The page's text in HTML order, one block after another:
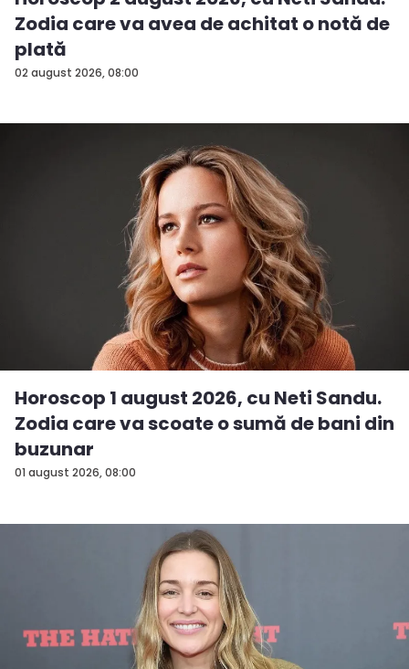
02 august 2026, 08:00
Zodia care va avea de achitat o notă de
plată
01 august 2026, 08:00
Horoscop 1 august 2026, cu Neti Sandu.
Zodia care va scoate o sumă de bani din
buzunar